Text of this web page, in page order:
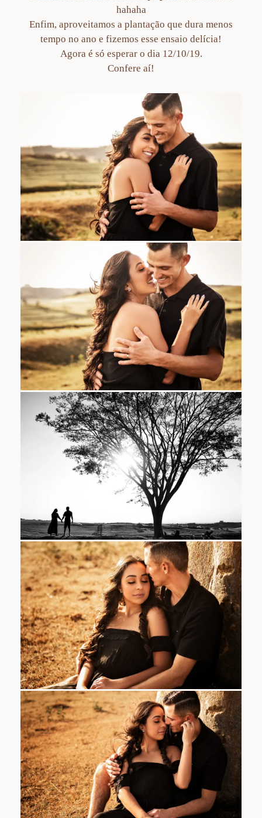
hahaha
Enfim, aproveitamos a plantação que dura menos
tempo no ano e fizemos esse ensaio delícia!
Agora é só esperar o dia 12/10/19.
Confere aí!